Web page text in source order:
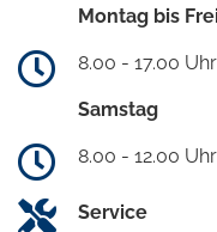
Montag bis
8.00 - 17.00 Uhr
Samstag
8.00 - 12.00 Uhr
Service